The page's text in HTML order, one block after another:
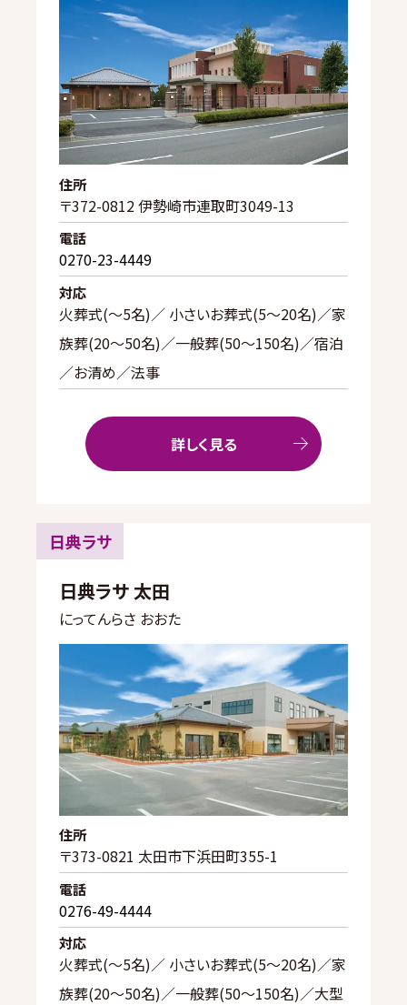
住所
〒372-0812 伊勢崎市連取町3049-13
電話
0270-23-4449
対応
火葬式(〜5名)／ 小さいお葬式(5〜20名)／家
族葬(20〜50名)／一般葬(50〜150名)／宿泊
／お清め／法事
詳しく見る
日典ラサ
日典ラサ 太田
にってんらさ おおた
住所
〒373-0821 太田市下浜田町355-1
電話
0276-49-4444
対応
火葬式(〜5名)／ 小さいお葬式(5〜20名)／家
族葬(20〜50名)／一般葬(50〜150名)／大型